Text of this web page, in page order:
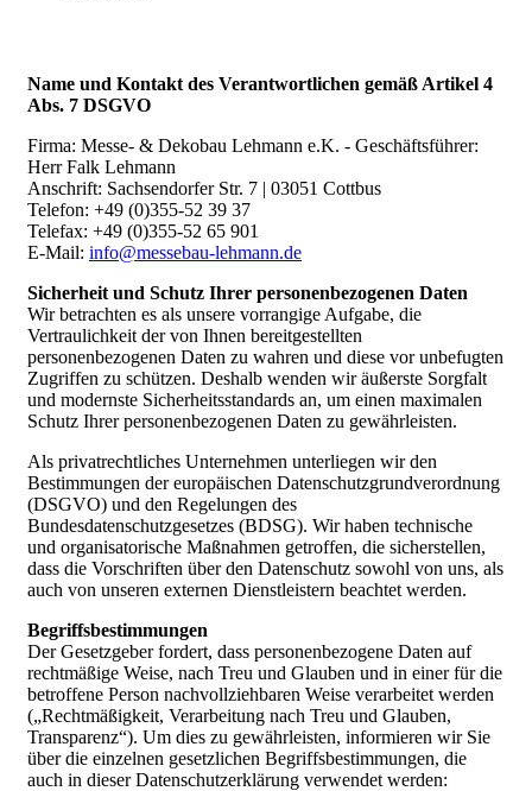
Name und Kontakt des Verantwortlichen gemäß Artikel 4
Abs. 7 DSGVO
Firma: Messe- & Dekobau Lehmann e.K. - Geschäftsführer:
Herr Falk Lehmann
Anschrift: Sachsendorfer Str. 7 | 03051 Cottbus
Telefon: +49 (0)355-52 39 37
Telefax: +49 (0)355-52 65 901
E-Mail: info@messebau-lehmann.de
Sicherheit und Schutz Ihrer personenbezogenen Daten
Wir betrachten es als unsere vorrangige Aufgabe, die
Vertraulichkeit der von Ihnen bereitgestellten
personenbezogenen Daten zu wahren und diese vor unbefugten
Zugriffen zu schützen. Deshalb wenden wir äußerste Sorgfalt
und modernste Sicherheitsstandards an, um einen maximalen
Schutz Ihrer personenbezogenen Daten zu gewährleisten.
Als privatrechtliches Unternehmen unterliegen wir den
Bestimmungen der europäischen Datenschutzgrundverordnung
(DSGVO) und den Regelungen des
Bundesdatenschutzgesetzes (BDSG). Wir haben technische
und organisatorische Maßnahmen getroffen, die sicherstellen,
dass die Vorschriften über den Datenschutz sowohl von uns, als
auch von unseren externen Dienstleistern beachtet werden.
Begriffsbestimmungen
Der Gesetzgeber fordert, dass personenbezogene Daten auf
rechtmäßige Weise, nach Treu und Glauben und in einer für die
betroffene Person nachvollziehbaren Weise verarbeitet werden
(„Rechtmäßigkeit, Verarbeitung nach Treu und Glauben,
Transparenz“). Um dies zu gewährleisten, informieren wir Sie
über die einzelnen gesetzlichen Begriffsbestimmungen, die
auch in dieser Datenschutzerklärung verwendet werden: